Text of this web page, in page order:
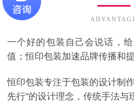
一个好的包装自己会说话，
值；恒印包装加速品牌传播和
恒印包装专注于包装的设计制
先行”的设计理念，传统手法与